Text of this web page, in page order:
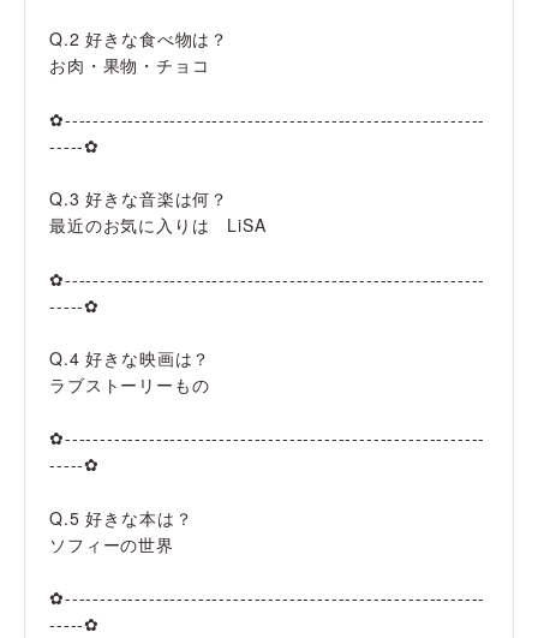
Q.2 好きな食べ物は？
お肉・果物・チョコ
✿------------------------------------------------------------
-----✿
Q.3 好きな音楽は何？
最近のお気に入りは LiSA
✿------------------------------------------------------------
-----✿
Q.4 好きな映画は？
ラブストーリーもの
✿------------------------------------------------------------
-----✿
Q.5 好きな本は？
ソフィーの世界
✿------------------------------------------------------------
-----✿